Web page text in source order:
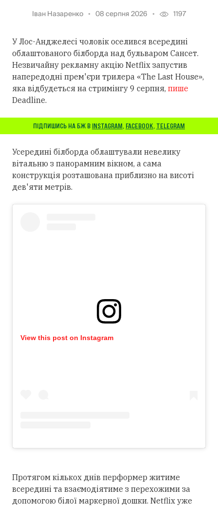
Іван Назаренко 08 серпня 2026 1197
У Лос-Анджелесі чоловік оселився всередині
облаштованого білборда над бульваром Сансет.
Незвичайну рекламну акцію Netflix запустив
напередодні прем'єри трилера «The Last House»,
яка відбудеться на стримінгу 9 серпня, пише
Deadline.
ПІДПИШИСЬ НА БЖ В INSTAGRAM, FACEBOOK, TELEGRAM
Усередині білборда облаштували невелику
вітальню з панорамним вікном, а сама
конструкція розташована приблизно на висоті
дев'яти метрів.
View this post on Instagram
Протягом кількох днів перформер житиме
всередині та взаємодіятиме з перехожими за
допомогою білої маркерної дошки. Netflix уже